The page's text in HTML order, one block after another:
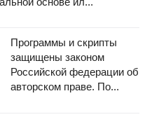
Программы и скрипты
защищены законом
Российской федерации об
авторском праве. По...